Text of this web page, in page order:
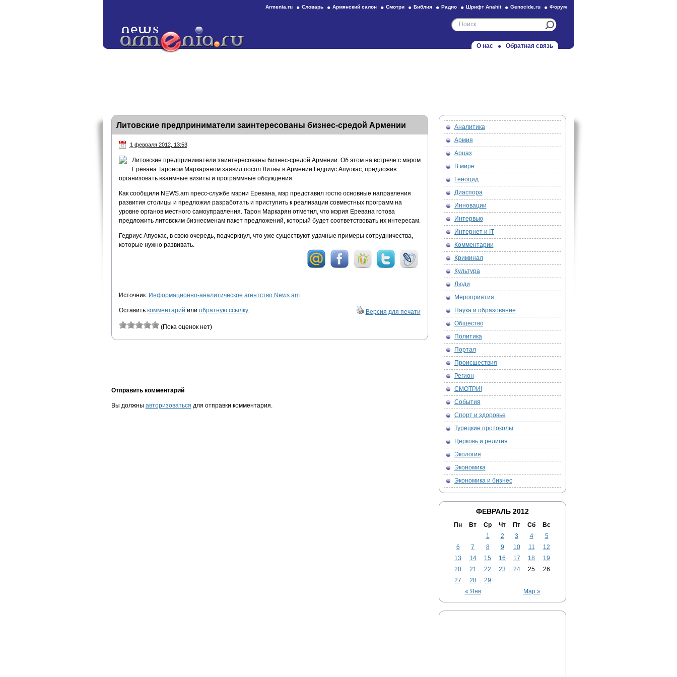
Armenia.ru Словарь Армянский салон Смотри Библия Радио Шрифт Anahit Genocide.ru Форум
О нас Обратная связь
Литовские предприниматели заинтересованы бизнес-средой Армении
1 февраля 2012, 13:53
Литовские предприниматели заинтересованы бизнес-средой Армении. Об этом на встрече с мэром
Еревана Тароном Маркаряном заявил посол Литвы в Армении Гедриус Апуокас, предложив
организовать взаимные визиты и программные обсуждения.
Как сообщили NEWS.am пресс-службе мэрии Еревана, мэр представил гостю основные направления
развития столицы и предложил разработать и приступить к реализации совместных программ на
уровне органов местного самоуправления. Тарон Маркарян отметил, что мэрия Еревана готова
предложить литовским бизнесменам пакет предложений, который будет соответствовать их интересам.
Гедриус Апуокас, в свою очередь, подчеркнул, что уже существуют удачные примеры сотрудничества,
которые нужно развивать.
Источник: Информационно-аналитическое агентство News.am
Оставить комментарий или обратную ссылку. Версия для печати
(Пока оценок нет)
Отправить комментарий
Вы должны авторизоваться для отправки комментария.
Аналитика
Армия
Арцах
В мире
Геноцид
Диаспора
Инновации
Интервью
Интернет и IT
Комментарии
Криминал
Культура
Люди
Мероприятия
Наука и образование
Общество
Политика
Портал
Происшествия
Регион
СМОТРИ!
События
Спорт и здоровье
Турецкие протоколы
Церковь и религия
Экология
Экономика
Экономика и бизнес
ФЕВРАЛЬ 2012
Пн Вт Ср Чт Пт Сб Вс
« Янв Мар »
1 2 3 4
5
6
7 8 9 10 11
12
13
14 15 16 17 18
19
20
21 22 23 24 25
26
27
28 29